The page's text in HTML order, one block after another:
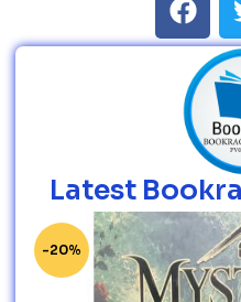
Latest
-20%